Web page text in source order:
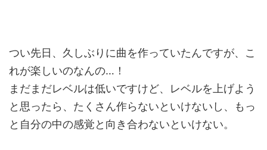
つい先日、久しぶりに曲を作っていたんですが、こ
れが楽しいのなんの…！
まだまだレベルは低いですけど、レベルを上げよう
と思ったら、たくさん作らないといけないし、もっ
と自分の中の感覚と向き合わないといけない。